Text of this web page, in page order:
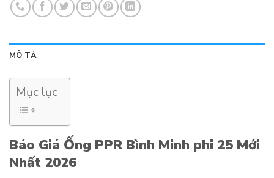
MÔ TẢ
Mục lục
Báo Giá Ống PPR Bình Minh phi 25 Mới
Nhất 2026